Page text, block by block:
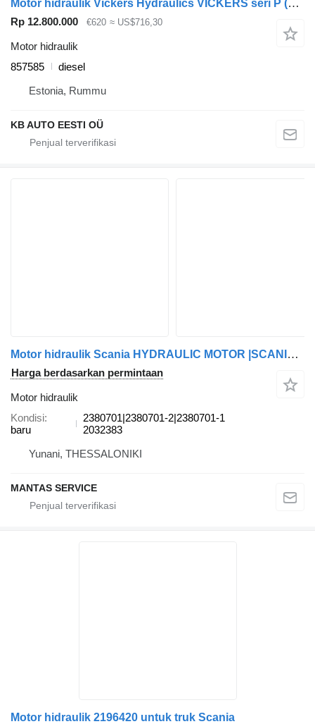
Motor hidraulik Vickers Hydraulics VICKERS seri P (01.04-) 857585 untuk truk Scania P,G,R,T-series (2004-2017)
Rp 12.800.000 €620 ≈ US$716,30
Motor hidraulik
857585
diesel
Estonia, Rummu
KB AUTO EESTI OÜ
Motor hidraulik Scania HYDRAULIC MOTOR |SCANIA HYDRAULIC MOTOR |SCANIA HYDRAULIC MOTOR 2380701|2380701-2|2380701-1 untuk truk Scania
Harga berdasarkan permintaan
Motor hidraulik
Kondisi
baru
2380701|2380701-2|2380701-1
2032383
Yunani, THESSALONIKI
MANTAS SERVICE
Motor hidraulik 2196420 untuk truk Scania